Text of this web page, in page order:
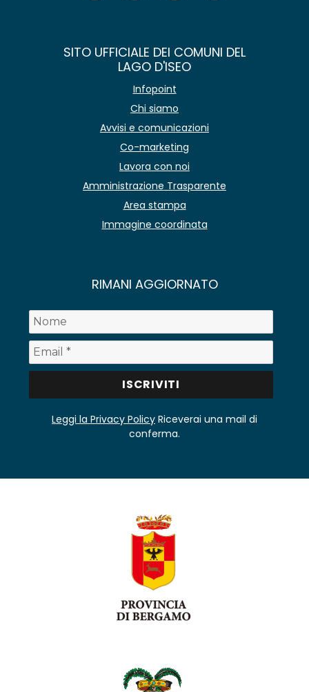
SITO UFFICIALE DEI COMUNI DEL
LAGO D'ISEO
Infopoint
Chi siamo
Avvisi e comunicazioni
Co-marketing
Lavora con noi
Amministrazione Trasparente
Area stampa
Immagine coordinata
RIMANI AGGIORNATO
Leggi la Privacy Policy Riceverai una mail di
conferma.